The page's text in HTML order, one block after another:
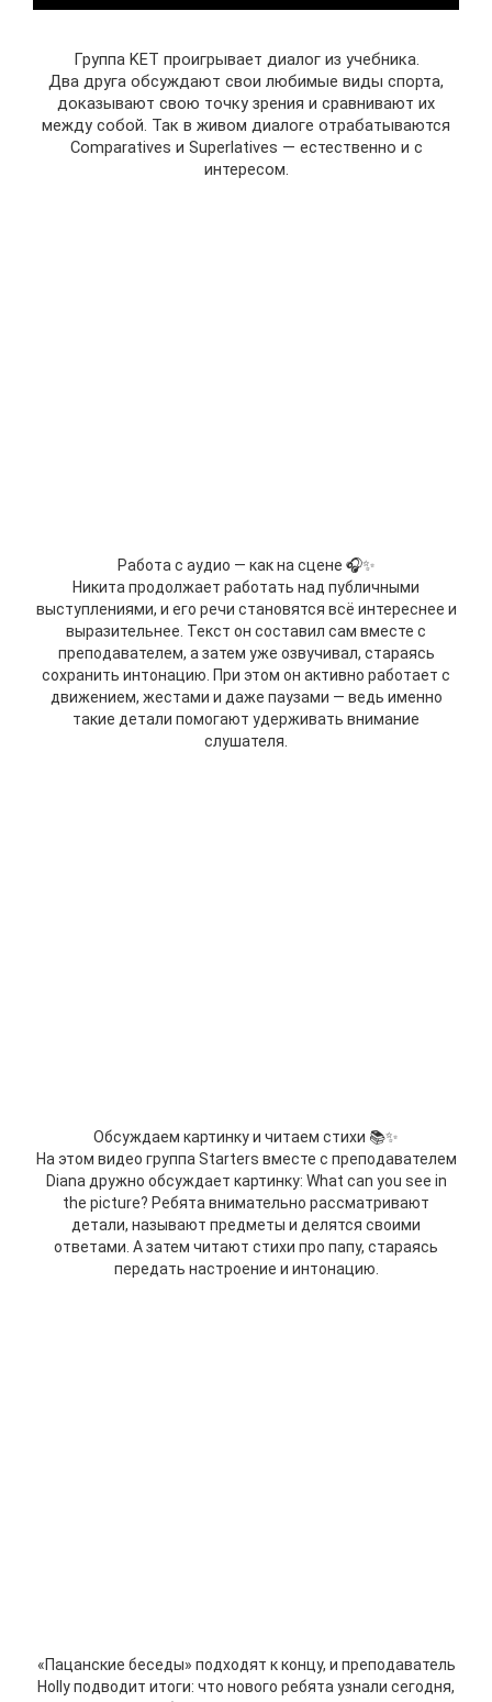
Группа KET проигрывает диалог из учебника.
Два друга обсуждают свои любимые виды спорта,
доказывают свою точку зрения и сравнивают их
между собой. Так в живом диалоге отрабатываются
Comparatives и Superlatives — естественно и с
интересом.
Работа с аудио — как на сцене 🎧✨
Никита продолжает работать над публичными
выступлениями, и его речи становятся всё интереснее и
выразительнее. Текст он составил сам вместе с
преподавателем, а затем уже озвучивал, стараясь
сохранить интонацию. При этом он активно работает с
движением, жестами и даже паузами — ведь именно
такие детали помогают удерживать внимание
слушателя.
Обсуждаем картинку и читаем стихи 📚✨
На этом видео группа Starters вместе с преподавателем
Diana дружно обсуждает картинку: What can you see in
the picture? Ребята внимательно рассматривают
детали, называют предметы и делятся своими
ответами. А затем читают стихи про папу, стараясь
передать настроение и интонацию.
«Пацанские беседы» подходят к концу, и преподаватель
Holly подводит итоги: что нового ребята узнали сегодня,